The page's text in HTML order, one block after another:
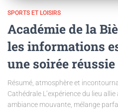
SPORTS ET LOISIRS
Académie de la
les informations
une soirée réussie
Résumé, atmosphère et
Cathédrale L’expérience du lieu
ambiance mouvante, mélange